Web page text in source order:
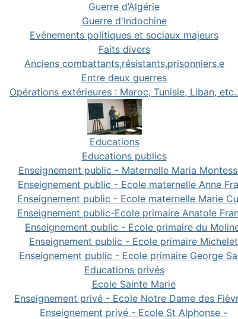
Guerre d’Algérie
Guerre d'Indochine
Evénements politiques et sociaux majeurs
Faits divers
Anciens combattants,résistants,prisonniers.e
Entre deux guerres
Opérations extérieures : Maroc, Tunisie, Liban, etc..
Educations
Educations publics
Enseignement public - Maternelle Maria
Enseignement public - Ecole maternelle Anne
Enseignement public - Ecole maternelle Marie
Enseignement public-Ecole primaire Anatole
Enseignement public - Ecole primaire du
Enseignement public - Ecole primaire Michelet
Enseignement public - Ecole primaire George
Educations privés
Ecole Sainte Marie
Enseignement privé - Ecole Notre Dame des
Enseignement privé - Ecole St Alphonse -